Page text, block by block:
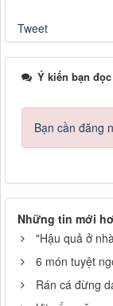
Tweet
Ý kiến bạn đọc
Bạn cần đăng
Những tin mới
"Hậu quả ở
6 món tuyệt
Rán cá đừng